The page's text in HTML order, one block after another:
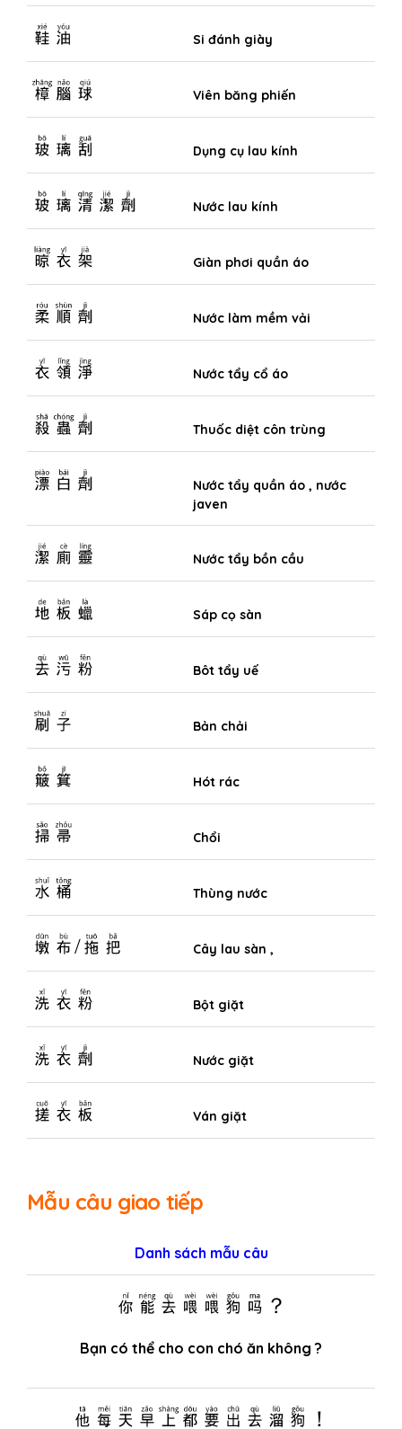
鞋油 Si đánh giày
樟腦球 Viên băng phiến
玻璃刮 Dụng cụ lau kính
玻璃清潔劑 Nước lau kính
晾衣架 Giàn phơi quần áo
柔順劑 Nước làm mềm vải
衣領淨 Nước tẩy cổ áo
殺蟲劑 Thuốc diệt côn trùng
漂白劑
Nước tẩy quần áo , nước
javen
潔廁靈 Nước tẩy bồn cầu
地板蠟 Sáp cọ sàn
去污粉 Bôt tẩy uế
刷子 Bản chải
簸箕 Hót rác
掃帚 Chổi
水桶 Thùng nước
墩布/拖把 Cây lau sàn ,
洗衣粉 Bột giặt
洗衣劑 Nước giặt
搓衣板 Ván giặt
Mẫu câu giao tiếp
Danh sách mẫu câu
你能去喂喂狗吗？
Bạn có thể cho con chó ăn không ?
他每天早上都要出去溜狗！